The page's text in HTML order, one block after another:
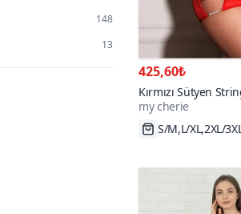
148
13
425,60₺
Kırmızı Sütyen
Detaylı Takım
my cherie
Hızlı Kargo